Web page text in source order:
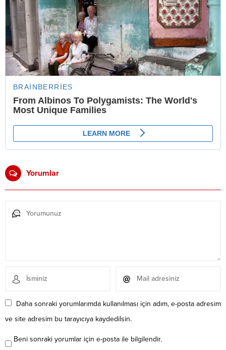
Yorumlar
Daha sonraki yorumlarımda kullanılması için adım, e-posta adresim
ve site adresim bu tarayıcıya kaydedilsin.
Beni sonraki yorumlar için e-posta ile bilgilendir.